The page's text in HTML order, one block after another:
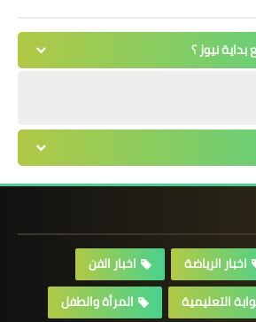
نيوز ؟
اخبار الرياضة
اخبار الفن
التعليمية
المرأة والطفل